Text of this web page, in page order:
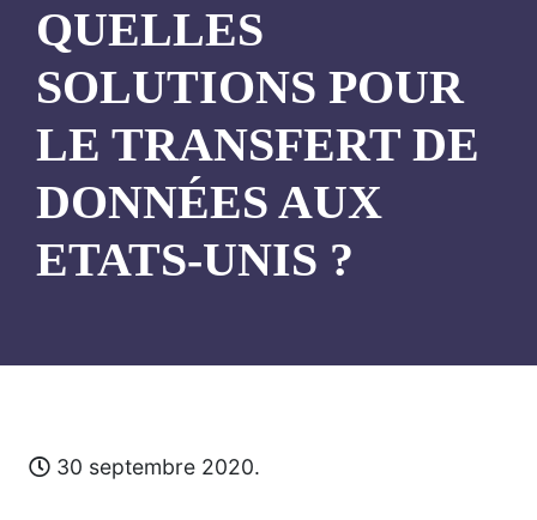
QUELLES
SOLUTIONS POUR
LE TRANSFERT DE
DONNÉES AUX
ETATS-UNIS ?
30 septembre 2020.